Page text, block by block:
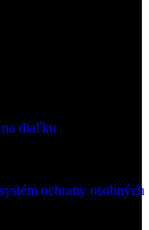
na diaľku
ochrany osobných